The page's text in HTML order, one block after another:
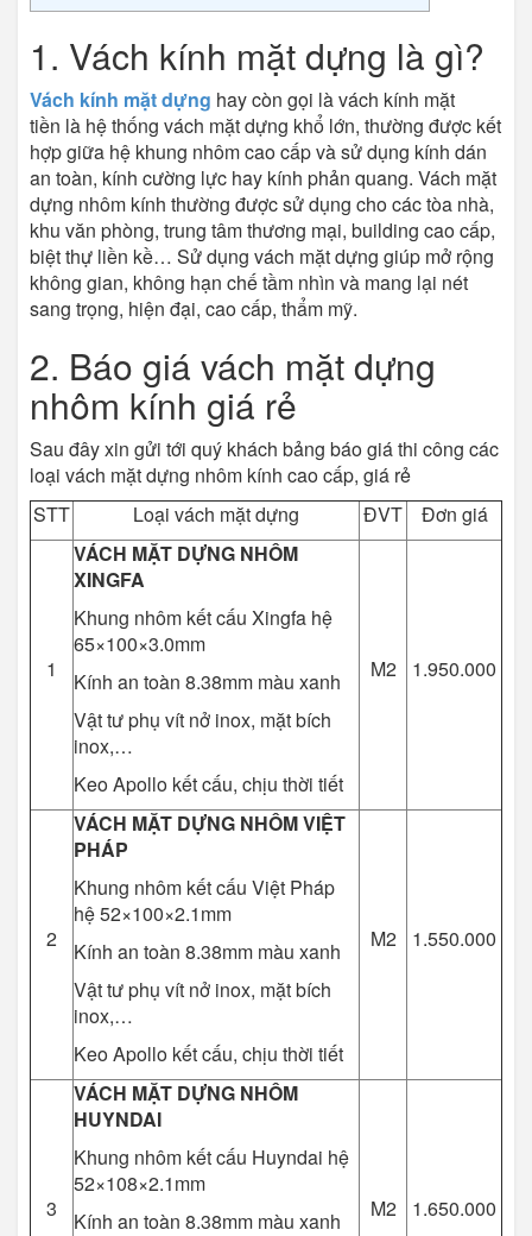
1. Vách kính mặt dựng là gì?
Vách kính mặt dựng hay còn gọi là vách kính mặt
tiền là hệ thống vách mặt dựng khổ lớn, thường được kết
hợp giữa hệ khung nhôm cao cấp và sử dụng kính dán
an toàn, kính cường lực hay kính phản quang. Vách mặt
dựng nhôm kính thường được sử dụng cho các tòa nhà,
khu văn phòng, trung tâm thương mại, building cao cấp,
biệt thự liền kề… Sử dụng vách mặt dựng giúp mở rộng
không gian, không hạn chế tầm nhìn và mang lại nét
sang trọng, hiện đại, cao cấp, thẩm mỹ.
2. Báo giá vách mặt dựng
nhôm kính giá rẻ
Sau đây xin gửi tới quý khách bảng báo giá thi công các
loại vách mặt dựng nhôm kính cao cấp, giá rẻ
STT
Loại vách mặt dựng ĐVT Đơn giá
1
VÁCH MẶT DỰNG NHÔM
XINGFA
Khung nhôm kết cấu Xingfa hệ
65×100×3.0mm
Kính an toàn 8.38mm màu xanh
Vật tư phụ vít nở inox, mặt bích
inox,…
Keo Apollo kết cấu, chịu thời tiết
M2 1.950.000
2
VÁCH MẶT DỰNG NHÔM VIỆT
PHÁP
Khung nhôm kết cấu Việt Pháp
hệ 52×100×2.1mm
Kính an toàn 8.38mm màu xanh
Vật tư phụ vít nở inox, mặt bích
inox,…
Keo Apollo kết cấu, chịu thời tiết
M2 1.550.000
3
VÁCH MẶT DỰNG NHÔM
HUYNDAI
Khung nhôm kết cấu Huyndai hệ
52×108×2.1mm
Kính an toàn 8.38mm màu xanh
M2 1.650.000